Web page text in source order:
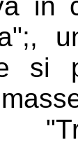
si